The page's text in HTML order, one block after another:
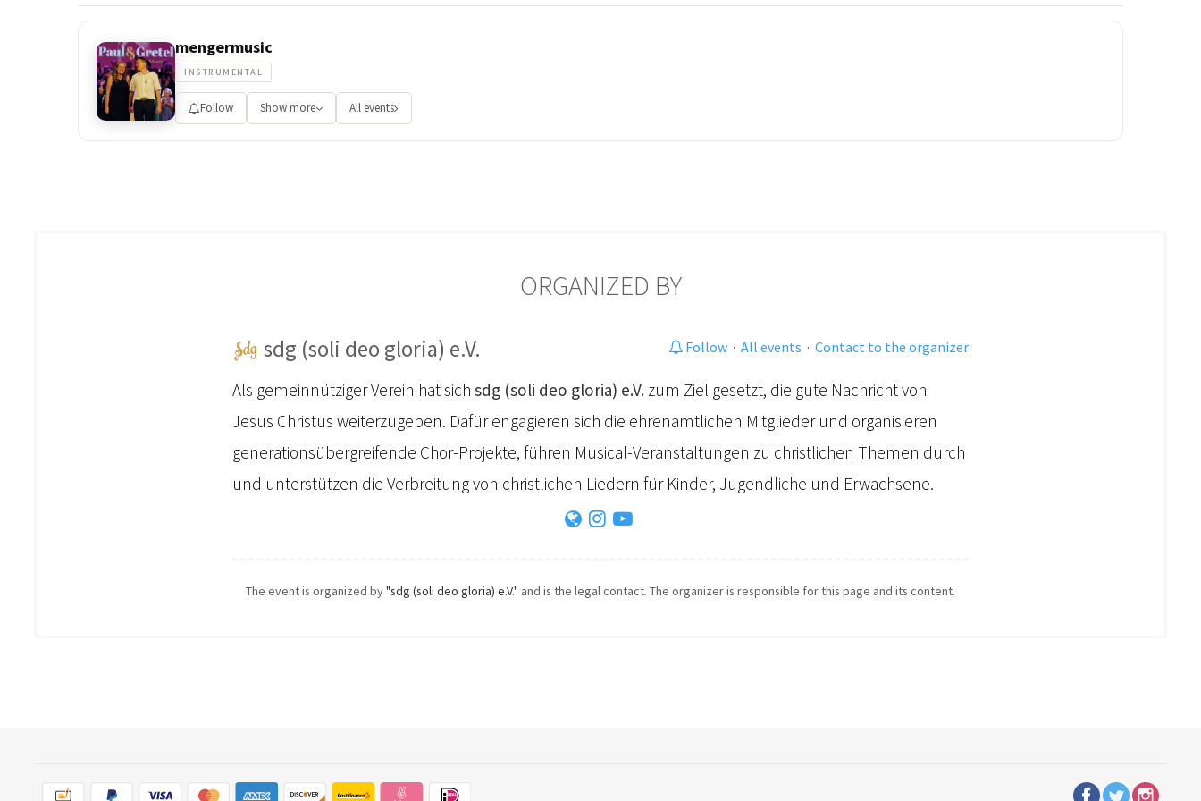
mengermusic
INSTRUMENTAL
Follow Show more All events
ORGANIZED BY
sdg (soli deo gloria) e.V. Follow· All events · Contact to the organizer
Als gemeinnütziger Verein hat sichsdg (soli deo gloria) e.V. zum Ziel gesetzt, die gute Nachricht von
Jesus Christus weiterzugeben. Dafür engagieren sich die ehrenamtlichen Mitglieder und organisieren
generationsübergreifende Chor-Projekte, führen Musical-Veranstaltungen zu christlichen Themen durch
und unterstützen die Verbreitung von christlichen Liedern für Kinder, Jugendliche und Erwachsene.
The event is organized by"sdg (soli deo gloria) e.V." and is the legal contact. The organizer is responsible for this page and its content.